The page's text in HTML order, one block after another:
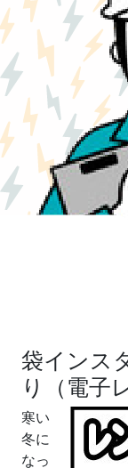
袋インス
り（電子
寒い
冬に
なっ